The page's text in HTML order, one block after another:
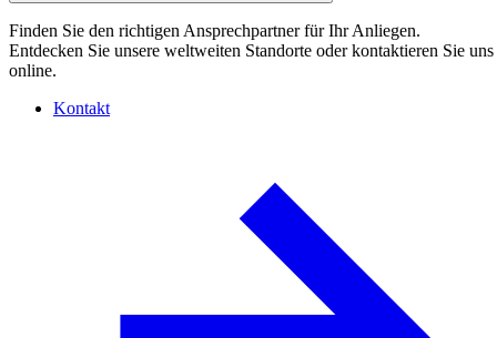
Finden Sie den richtigen Ansprechpartner für Ihr Anliegen.
Entdecken Sie unsere weltweiten Standorte oder kontaktieren Sie uns
online.
Kontakt